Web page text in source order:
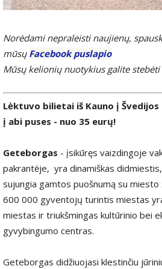
Norėdami nepraleisti naujienų,
mūsų Facebook puslapio
Mūsų kelionių nuotykius galite stebėti
Lėktuvo bilietai iš Kauno į
į abi puses - nuo 35 eurų!
Geteborgas - įsikūręs vaizdingoje
pakrantėje, yra dinamiškas
sujungia gamtos puošnumą su miesto
600 000 gyventojų turintis miestas
miestas ir triukšmingas kultūrinio bei
gyvybingumo centras.
Geteborgas didžiuojasi klestinčiu